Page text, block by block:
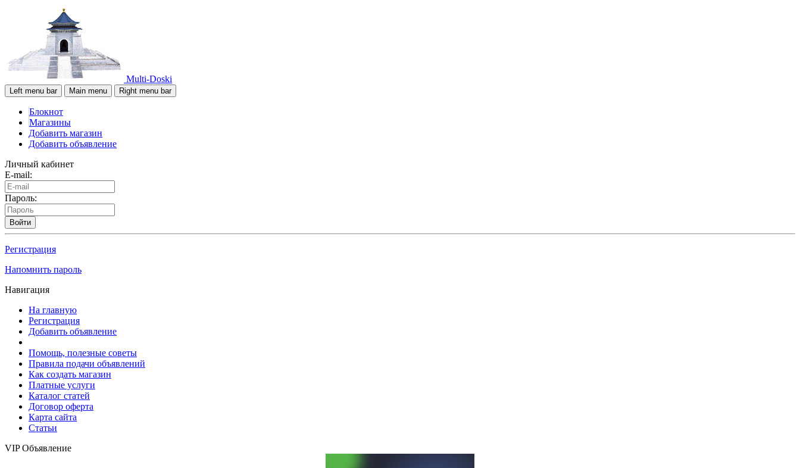
Multi-Doski
Left menu bar Main menu Right menu bar
Блокнот
Магазины
Добавить магазин
Добавить объявление
Личный кабинет
E-mail:
Пароль:
Войти
Регистрация
Напомнить пароль
Навигация
На главную
Регистрация
Добавить объявление
Помощь, полезные советы
Правила подачи объявлений
Как создать магазин
Платные услуги
Каталог статей
Договор оферта
Карта сайта
Статьи
VIP Объявление